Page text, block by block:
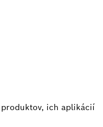
ich aplikácií